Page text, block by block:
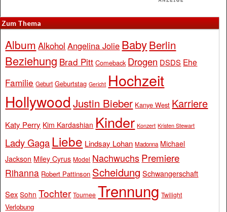
Zum Thema
Album Alkohol Angelina Jolie BabyBerlin
Beziehung Brad Pitt Comeback Drogen DSDS Ehe
Familie Geburt Geburtstag Gericht Hochzeit
Hollywood Justin Bieber Kanye West Karriere
Katy Perry Kim Kardashian Kinder Konzert Kristen Stewart
Lady Gaga Liebe Lindsay Lohan Madonna Michael
Jackson Miley Cyrus Model Nachwuchs Premiere
Rihanna Robert Pattinson Scheidung Schwangerschaft
Sex Sohn Tochter Tournee Trennung Twilight
Verlobung